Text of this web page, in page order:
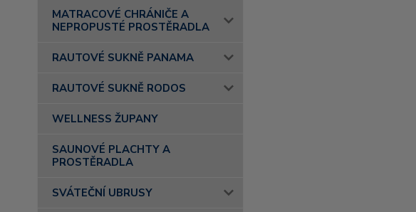
MATRACOVÉ CHRÁNIČE A
NEPROPUSTÉ PROSTĚRADLA
RAUTOVÉ SUKNĚ PANAMA
RAUTOVÉ SUKNĚ RODOS
WELLNESS ŽUPANY
SAUNOVÉ PLACHTY A
PROSTĚRADLA
SVÁTEČNÍ UBRUSY